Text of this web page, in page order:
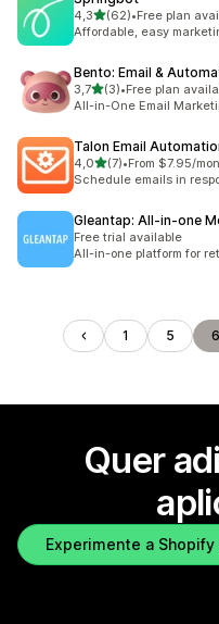
4,3de 5 estrelas
(62)
62 total de avaliações
•Free plan
Affordable, easy
Bento: Email &
3,7de 5 estrelas
(3)
3 total de avaliações
•Free plan
All-in-One Email
Talon Email
4,0de 5 estrelas
(7)
7 total de avaliações
•From $7.95/
Schedule emails in
Gleantap: All‑in‑one
Free trial available
All-in-one platform for
1 5 6
Quer
Experimente a